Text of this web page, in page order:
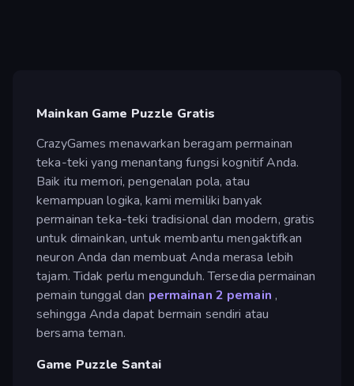
Mainkan Game Puzzle Gratis
CrazyGames menawarkan beragam permainan
teka-teki yang menantang fungsi kognitif Anda.
Baik itu memori, pengenalan pola, atau
kemampuan logika, kami memiliki banyak
permainan teka-teki tradisional dan modern, gratis
untuk dimainkan, untuk membantu mengaktifkan
neuron Anda dan membuat Anda merasa lebih
tajam. Tidak perlu mengunduh. Tersedia permainan
pemain tunggal dan permainan 2 pemain ,
sehingga Anda dapat bermain sendiri atau
bersama teman.
Game Puzzle Santai